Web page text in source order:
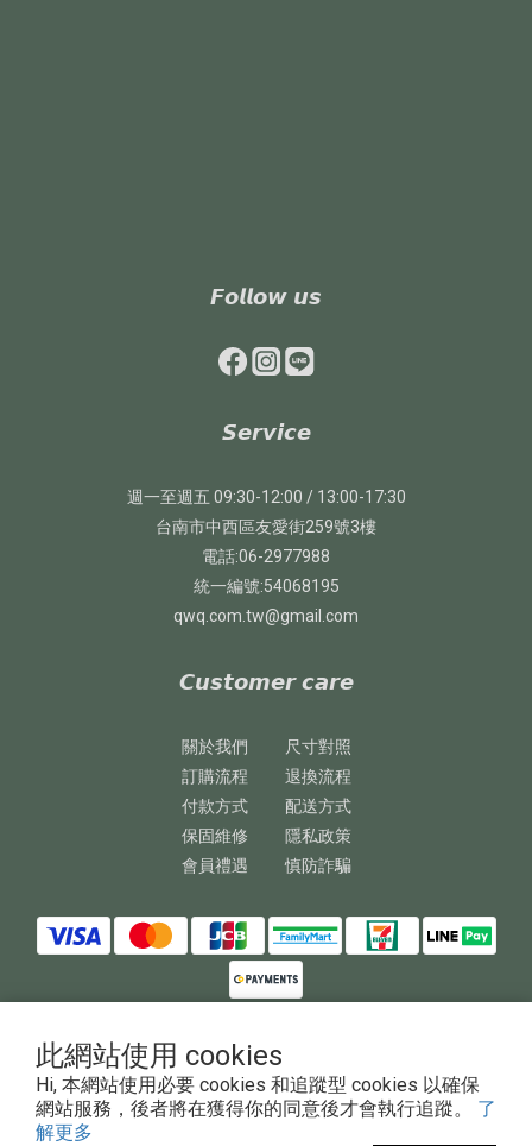
此網站使用 cookies
Hi, 本網站使用必要 cookies 和追蹤型 cookies 以確保
網站服務，後者將在獲得你的同意後才會執行追蹤。 了
解更多
𝙁𝙤𝙡𝙡𝙤𝙬 𝙪𝙨
𝙎𝙚𝙧𝙫𝙞𝙘𝙚
週一至週五 09:30-12:00 / 13:00-17:30
台南市中西區友愛街259號3樓
電話:06-2977988
統一編號:54068195
qwq.com.tw@gmail.com
𝘾𝙪𝙨𝙩𝙤𝙢𝙚𝙧 𝙘𝙖𝙧𝙚
關於我們
尺寸對照
訂購流程
退換流程
付款方式
配送方式
保固維修
隱私政策
會員禮遇
慎防詐騙
Copyright © 2023 澎鏵企業有限公司